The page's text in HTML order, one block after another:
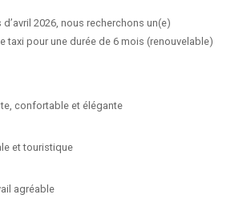
2026, nous recherchons un(e)
taxi pour une durée de 6 mois (renouvelable)
confortable et élégante
et touristique
agréable